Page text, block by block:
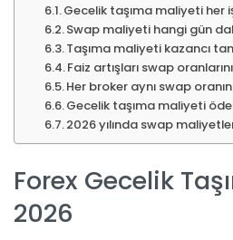
Gecelik taşıma maliyeti her
Swap maliyeti hangi gün
Taşıma maliyeti kazancı
Faiz artışları swap
Her broker aynı swap
Gecelik taşıma maliyeti
2026 yılında swap
Forex Gecelik
2026